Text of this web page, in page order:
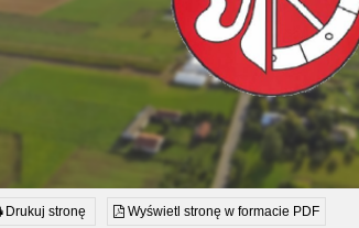
Drukuj stronę Wyświetl stronę w formacie PDF